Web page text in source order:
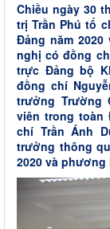
Chiều ngày 30
trị Trần Phú tổ
Đảng năm
nghị có đồng
trực Đảng bộ
đồng chí
trưởng Trường
viên trong toàn
chí Trần Ánh
trưởng thông
2020 và phương